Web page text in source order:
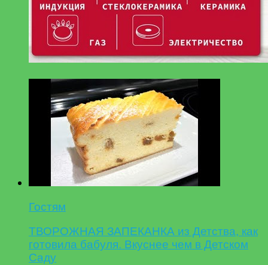
Гостям
ТВОРОЖНАЯ ЗАПЕКАНКА из Детства, как
готовила бабуля. Вкуснее чем в Детском
Саду